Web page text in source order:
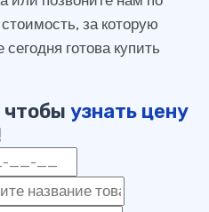
за которую
готова купить
чтобы узнать цену